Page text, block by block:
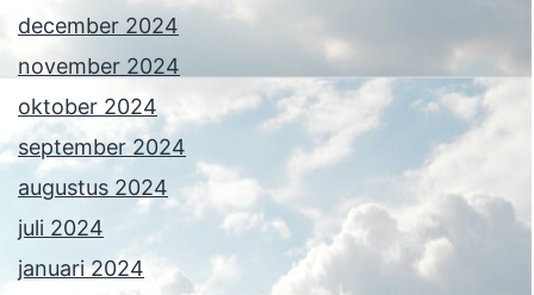
december 2024
november 2024
oktober 2024
september 2024
augustus 2024
juli 2024
januari 2024